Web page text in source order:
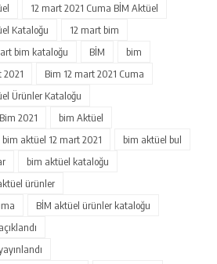
12 mart 2021 Cuma BİM Aktüel
Kataloğu
12 mart bim
bim kataloğu BİM
bim
2021
Bim 12 mart 2021 Cuma
Ürünler Kataloğu
Bim 2021
bim Aktüel
bim aktüel 12 mart 2021
bim aktüel bul
bim aktüel kataloğu
ürünler
BİM aktüel ürünler kataloğu